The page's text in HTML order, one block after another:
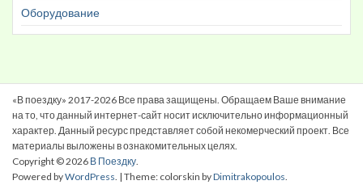
Оборудование
«В поездку» 2017-2026 Все права защищены. Обращаем Ваше внимание
на то, что данный интернет-сайт носит исключительно информационный
характер. Данный ресурс представляет собой некомерческий проект. Все
материалы выложены в ознакомительных целях.
Copyright © 2026 В Поездку.
Powered byWordPress. | Theme: colorskin byDimitrakopoulos.